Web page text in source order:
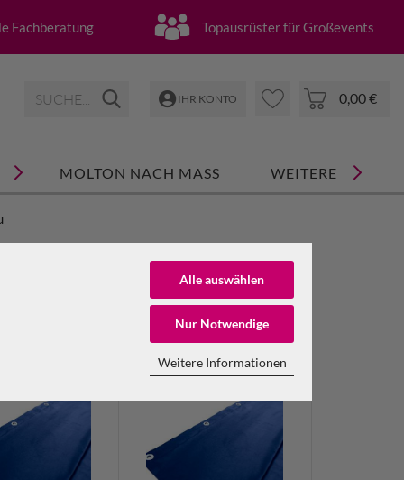
Alle auswählen
Nur Notwendige
Weitere Informationen
Fachberatung Topausrüster für Großevents
0,00 €
IHR KONTO
MOLTON NACH MASS WEITERE
Breite
Material